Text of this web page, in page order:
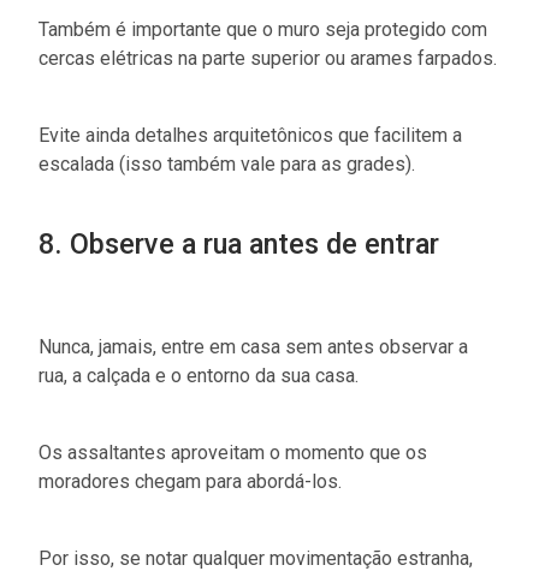
Também é importante que o muro seja protegido com
cercas elétricas na parte superior ou arames farpados.
Evite ainda detalhes arquitetônicos que facilitem a
escalada (isso também vale para as grades).
8. Observe a rua antes de entrar
Nunca, jamais, entre em casa sem antes observar a
rua, a calçada e o entorno da sua casa.
Os assaltantes aproveitam o momento que os
moradores chegam para abordá-los.
Por isso, se notar qualquer movimentação estranha,